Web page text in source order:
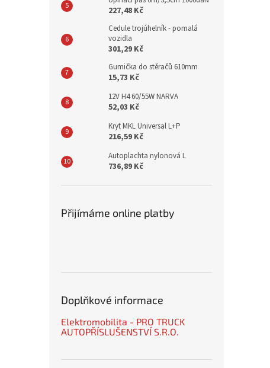
227,48 Kč
Cedule trojúhelník - pomalá
vozidla
301,29 Kč
Gumička do stěračů 610mm
15,73 Kč
12V H4 60/55W NARVA
52,03 Kč
Kryt MKL Universal L+P
216,59 Kč
Autoplachta nylonová L
736,89 Kč
Přijímáme online platby
Doplňkové informace
Elektromobilita - PRO TRUCK
AUTOPŘÍSLUŠENSTVÍ S.R.O.